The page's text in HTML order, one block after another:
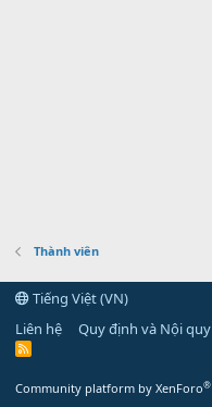
Thành viên
Tiếng Việt (VN)
Liên hệ
Quy định và Nội quy
R
Community platform by XenForo®